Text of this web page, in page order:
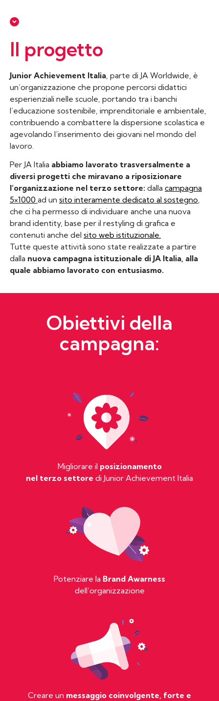
Il progetto
Junior Achievement Italia , parte di JA Worldwide, è
un’organizzazione che propone percorsi didattici
esperienziali nelle scuole, portando tra i banchi
l’educazione sostenibile, imprenditoriale e ambientale,
contribuendo a combattere la dispersione scolastica e
agevolando l’inserimento dei giovani nel mondo del
lavoro.
Per JA Italia abbiamo lavorato trasversalmente a
diversi progetti che miravano a riposizionare
l’organizzazione nel terzo settore: dalla campagna
5×1000 ad un sito interamente dedicato al sostegno,
che ci ha permesso di individuare anche una nuova
brand identity, base per il restyling di grafica e
contenuti anche del sito web istituzionale.
Tutte queste attività sono state realizzate a partire
dalla nuova campagna istituzionale di JA Italia, alla
quale abbiamo lavorato con entusiasmo.
Obiettivi della
campagna:
Migliorare il posizionamento
nel terzo settore di Junior Achievement Italia
Potenziare la Brand Awarness
dell’organizzazione
Creare un messaggio coinvolgente, forte e